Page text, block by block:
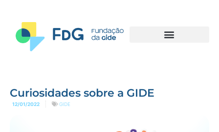
Curiosidades sobre a GIDE
12/01/2022 GIDE